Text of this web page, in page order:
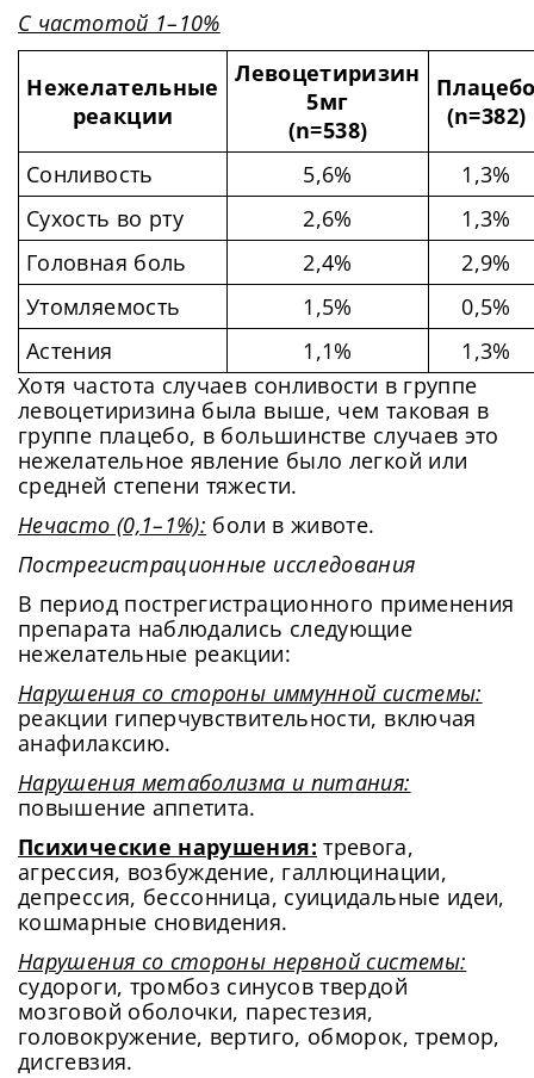
С частотой 1–10%
Нежелательные
реакции
Левоцетиризин
5мг
(n=538)
(n=382)
Сонливость 5,6%
1,3%
Сухость во рту
2,6%
1,3%
Головная боль
2,4%
2,9%
Утомляемость
1,5%
0,5%
Астения
1,1%
1,3%
Хотя частота случаев сонливости в группе
левоцетиризина была выше, чем таковая в
группе плацебо, в большинстве случаев это
нежелательное явление было легкой или
средней степени тяжести.
Нечасто (0,1–1%): боли в животе.
Пострегистрационные исследования
В период пострегистрационного применения
препарата наблюдались следующие
нежелательные реакции:
Нарушения со стороны иммунной системы:
реакции гиперчувствительности, включая
анафилаксию.
Нарушения метаболизма и питания:
повышение аппетита.
Психические нарушения: тревога,
агрессия, возбуждение, галлюцинации,
депрессия, бессонница, суицидальные идеи,
кошмарные сновидения.
Нарушения со стороны нервной системы:
судороги, тромбоз синусов твердой
мозговой оболочки, парестезия,
головокружение, вертиго, обморок, тремор,
дисгевзия.